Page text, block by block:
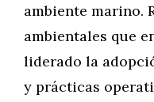
ambiente marino.
ambientales que
liderado la
y prácticas